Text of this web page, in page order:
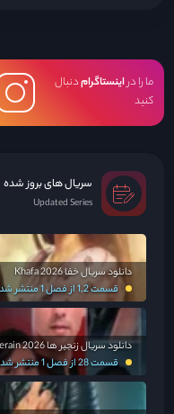
ما را دراینستاگرامدنبال
کنید
سریال های بروز شده
Updated Series
دانلود سریال خفا Khafa 2026
قسمت 1,2 از فصل 1 منتشر شد
دانلود سریال زنجیر ها Zanjeerain 2026
قسمت 28 از فصل 1 منتشر شد